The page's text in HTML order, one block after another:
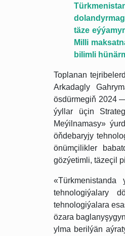
täze
Milli
bilimli
Toplanan
Arkadagly
ösdürmegiň 2024
ýyllar üçin
Meýilnamasy»
öňdebaryjy
önümçilikler
gözýetimli, täzeçil
tehnologiýalary
tehnologiýalara
özara
ylma berilýän